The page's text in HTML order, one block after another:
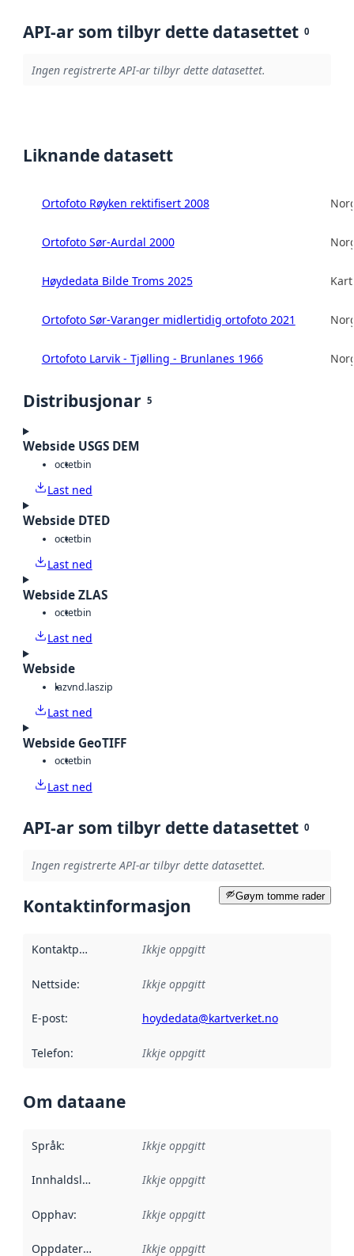
API-ar som tilbyr dette datasettet 0
Ingen registrerte API-ar tilbyr dette datasettet.
Liknande datasett
Ortofoto Røyken rektifisert 2008
Ortofoto Sør-Aurdal 2000
Høydedata Bilde Troms 2025
Ortofoto Sør-Varanger midlertidig ortofoto 2021
Ortofoto Larvik - Tjølling - Brunlanes 1966
Distribusjonar 5
Webside USGS DEM
octetbin
Last ned
Webside DTED
octetbin
Last ned
Webside ZLAS
octetbin
Last ned
Webside
lazvnd.laszip
Last ned
Webside GeoTIFF
octetbin
Last ned
API-ar som tilbyr dette datasettet 0
Ingen registrerte API-ar tilbyr dette datasettet.
Gøym tomme rader
Kontaktinformasjon
Kontaktpunkt Ikkje oppgitt
Nettside: Ikkje oppgitt
E-post: hoydedata@kartverket.no
Telefon: Ikkje oppgitt
Om dataane
Språk: Ikkje oppgitt
Innhaldsleverandørar :
Ikkje oppgitt
Opphav: Ikkje oppgitt
Oppdateringsfrekvens :
Ikkje oppgitt